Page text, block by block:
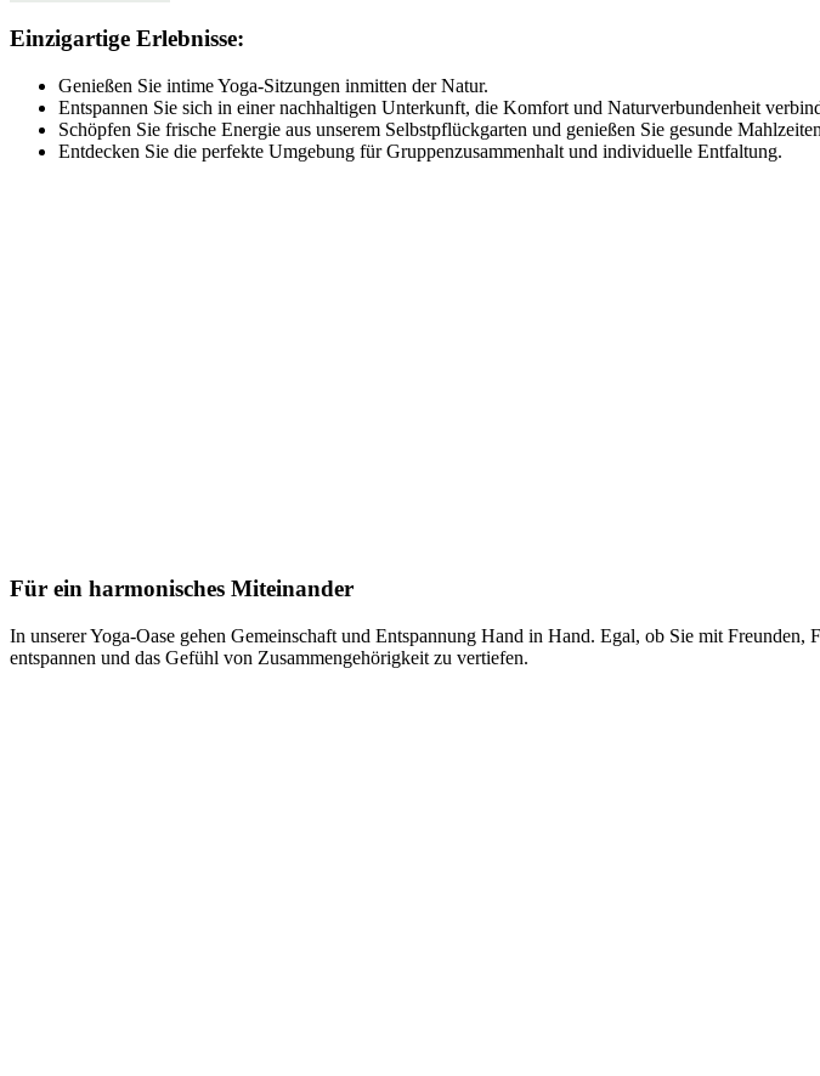
Einzigartige Erlebnisse:
Genießen Sie intime Yoga-Sitzungen inmitten der Natur.
Entspannen Sie sich in einer nachhaltigen Unterkunft, die Komfort und Naturverbundenheit
Schöpfen Sie frische Energie aus unserem Selbstpflückgarten und genießen Sie gesunde
Entdecken Sie die perfekte Umgebung für Gruppenzusammenhalt und individuelle Entfaltung.
Für ein harmonisches Miteinander
In unserer Yoga-Oase gehen Gemeinschaft und Entspannung Hand in Hand. Egal, ob Sie mit
entspannen und das Gefühl von Zusammengehörigkeit zu vertiefen.